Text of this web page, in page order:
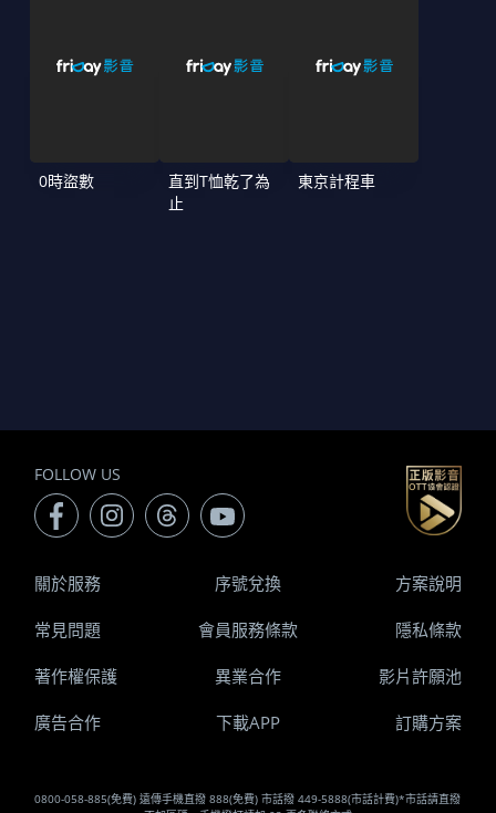
0時盜數
直到T恤乾了為
止
東京計程車
FOLLOW US
0800-058-885(免費) 遠傳手機直撥 888(免費) 市話撥 449-5888(市話計費)*市話請直撥
關於服務 序號兌換 方案說明
常見問題 會員服務條款 隱私條款
著作權保護 異業合作 影片許願池
廣告合作 下載APP 訂購方案